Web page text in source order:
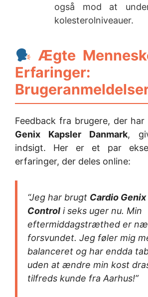
også mod at
kolesterolniveauer.
Ægte
Erfaringer:
Feedback fra brugere, der har
Genix Kapsler Danmark,
indsigt. Her er et par
erfaringer, der deles online:
“Jeg har brugt Cardio
Control i seks uger nu. Min
eftermiddagstræthed er
forsvundet. Jeg føler mig
balanceret og har endda
uden at ændre min kost
tilfreds kunde fra Aarhus!”